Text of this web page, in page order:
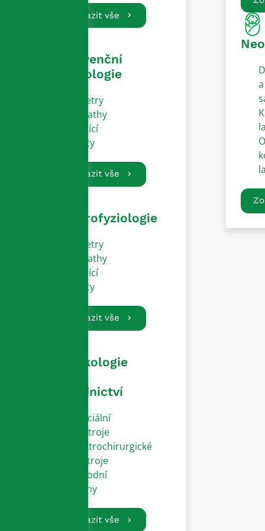
Zobrazit vše
Intervenční
kardiologie
Katetry
Sheathy
Vodící
dráty
Zobrazit vše
Elektrofyziologie
Katetry
Sheathy
Vodící
dráty
Zobrazit vše
Gynekologie
porodnictví
Speciální
přístroje
Elektrochirurgické
nástroje
Porodní
zvony
Zobrazit vše
a